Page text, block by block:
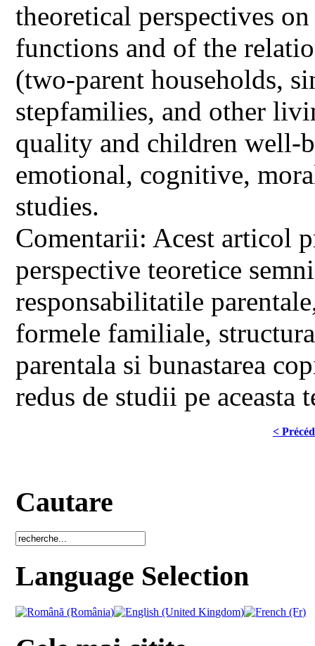
theoretical perspectives
functions and of the
(two-parent households,
stepfamilies, and other
quality and children well-
emotional, cognitive,
studies.
Comentarii: Acest articol
perspective teoretice
responsabilitatile
formele familiale,
parentala si bunastarea
redus de studii pe aceasta
<
Cautare
Language Selection